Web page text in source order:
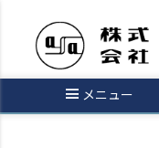
メニュー